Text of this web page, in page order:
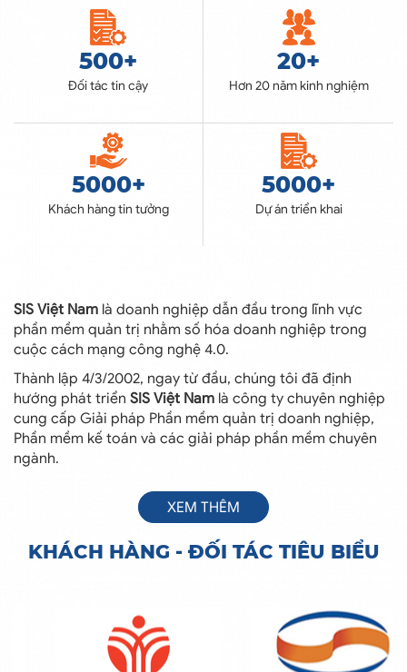
500+
Đối tác tin cậy
20+
Hơn 20 năm kinh nghiệm
5000+
Khách hàng tin tưởng
5000+
Dự án triển khai
SIS Việt Nam là doanh nghiệp dẫn đầu trong lĩnh vực
phần mềm quản trị nhằm số hóa doanh nghiệp trong
cuộc cách mạng công nghệ 4.0.
Thành lập 4/3/2002, ngay từ đầu, chúng tôi đã định
hướng phát triển SIS Việt Nam là công ty chuyên nghiệp
cung cấp Giải pháp Phần mềm quản trị doanh nghiệp,
Phần mềm kế toán và các giải pháp phần mềm chuyên
ngành.
XEM THÊM
KHÁCH HÀNG - ĐỐI TÁC TIÊU BIỂU